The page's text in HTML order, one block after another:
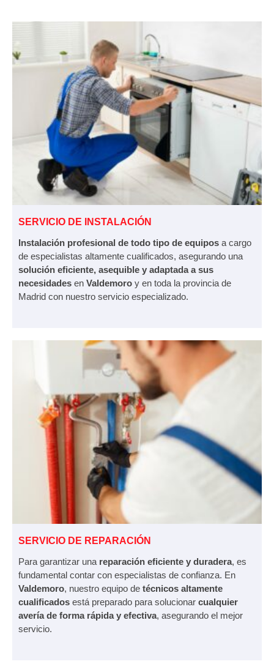
SERVICIO DE INSTALACIÓN
Instalación profesional de todo tipo de equipos a cargo
de especialistas altamente cualificados, asegurando una
solución eficiente, asequible y adaptada a sus
necesidades en Valdemoro y en toda la provincia de
Madrid con nuestro servicio especializado.
SERVICIO DE REPARACIÓN
Para garantizar una reparación eficiente y duradera, es
fundamental contar con especialistas de confianza. En
Valdemoro, nuestro equipo de técnicos altamente
cualificados está preparado para solucionar cualquier
avería de forma rápida y efectiva, asegurando el mejor
servicio.